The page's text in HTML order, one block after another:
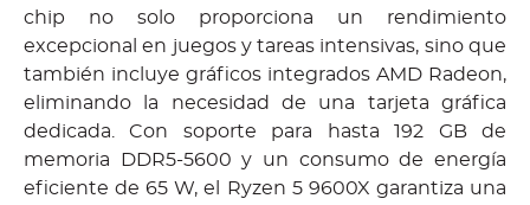
chip no solo proporciona un rendimiento
excepcional en juegos y tareas intensivas, sino que
también incluye gráficos integrados AMD Radeon,
eliminando la necesidad de una tarjeta gráfica
dedicada. Con soporte para hasta 192 GB de
memoria DDR5-5600 y un consumo de energía
eficiente de 65 W, el Ryzen 5 9600X garantiza una